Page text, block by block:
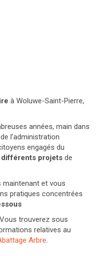
à Woluwe-Saint-Pierre,
années, main dans
l’administration
engagés du
différents projets de
maintenant et vous
pratiques concentrées
trouverez sous
relatives au
Arbre.